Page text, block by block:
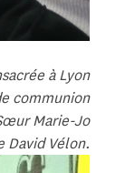
à Lyon
communion
Marie-Jo
David Vélon.